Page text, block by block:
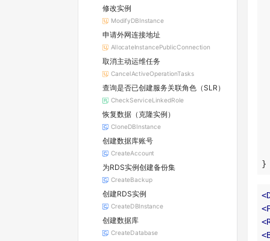
修改实例
ModifyDBInstance
申请外网连接地址
AllocateInstancePublicConnection
取消主动运维任务
CancelActiveOperationTasks
查询是否已创建服务关联角色（SLR）
CheckServiceLinkedRole
恢复数据（克隆实例）
CloneDBInstance
创建数据库账号
CreateAccount
为RDS实例创建备份集
CreateBackup
创建RDS实例
CreateDBInstance
创建数据库
CreateDatabase
}
<
<
<
<